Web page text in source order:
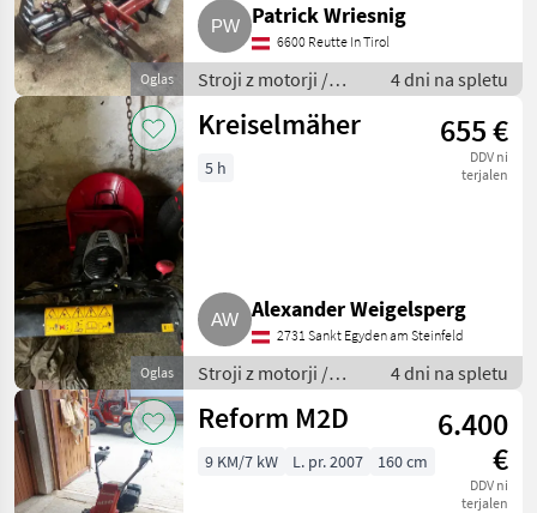
Oglas
Patrick Wriesnig
6600 Reutte In Tirol
Stroji z motorji /
Motorna kosilnica/
prekopalnik
4 dni na spletu
Oglas
Kreiselmäher 655 €
DDV ni
terjalen
5 h
Alexander Weigelsperg
2731 Sankt Egyden am Steinfeld
Stroji z motorji /
Motorna kosilnica/
prekopalnik
4 dni na spletu
Reform M2D
6.400
€
DDV ni
terjalen
9 KM/7 kW L. pr. 2007 160 cm